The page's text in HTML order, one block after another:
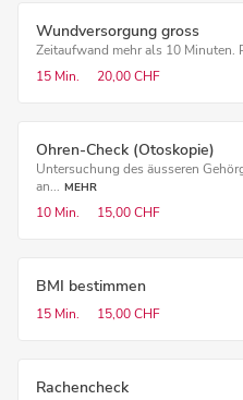
Wundversorgung gross
Zeitaufwand mehr als 10 Minuten.
15 Min.
20,00 CHF
Ohren-Check (Otoskopie)
Untersuchung des äusseren
an... MEHR
10 Min. 15,00 CHF
BMI bestimmen
15 Min. 15,00 CHF
Rachencheck